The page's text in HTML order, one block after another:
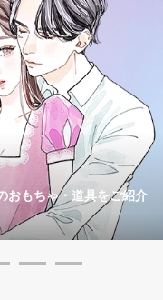
おもちゃ・道具をご紹介